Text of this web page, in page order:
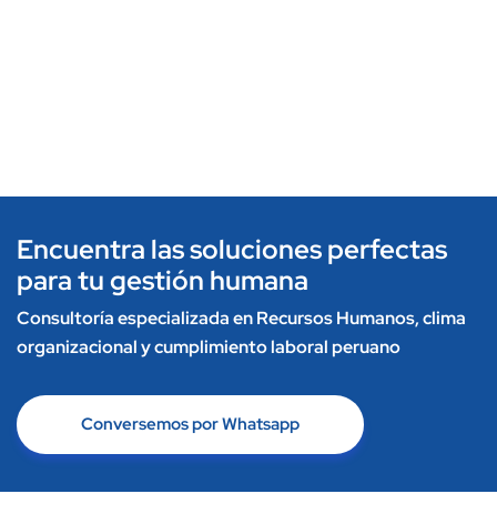
Encuentra las soluciones perfectas
para tu gestión humana
Consultoría especializada en Recursos Humanos, clima
organizacional y cumplimiento laboral peruano
Conversemos por Whatsapp